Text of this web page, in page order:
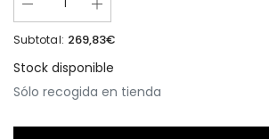
Subtotal: 269,83€
Stock disponible
Sólo recogida en tienda